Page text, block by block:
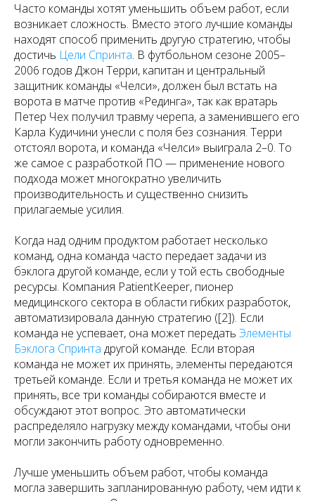
Часто команды хотят уменьшить объем работ, если
возникает сложность. Вместо этого лучшие команды
находят способ применить другую стратегию, чтобы
достичь Цели Спринта. В футбольном сезоне 2005–
2006 годов Джон Терри, капитан и центральный
защитник команды «Челси», должен был встать на
ворота в матче против «Рединга», так как вратарь
Петер Чех получил травму черепа, а заменившего его
Карла Кудичини унесли с поля без сознания. Терри
отстоял ворота, и команда «Челси» выиграла 2–0. То
же самое с разработкой ПО — применение нового
подхода может многократно увеличить
производительность и существенно снизить
прилагаемые усилия.
Когда над одним продуктом работает несколько
команд, одна команда часто передает задачи из
бэклога другой команде, если у той есть свободные
ресурсы. Компания PatientKeeper, пионер
медицинского сектора в области гибких разработок,
автоматизировала данную стратегию ([2]). Если
команда не успевает, она может передать Элементы
Бэклога Спринта другой команде. Если вторая
команда не может их принять, элементы передаются
третьей команде. Если и третья команда не может их
принять, все три команды собираются вместе и
обсуждают этот вопрос. Это автоматически
распределяло нагрузку между командами, чтобы они
могли закончить работу одновременно.
Лучше уменьшить объем работ, чтобы команда
могла завершить запланированную работу, чем идти к